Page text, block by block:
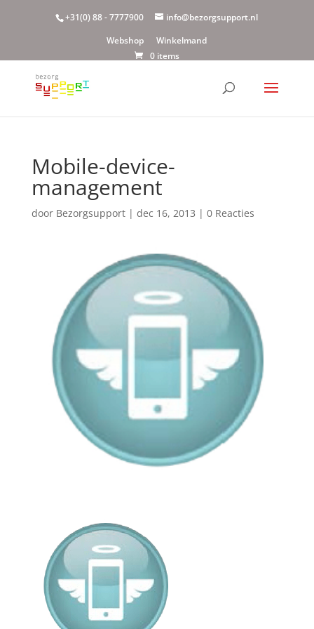
+31(0) 88 - 7777900
info@bezorgsupport.nl
Webshop
Winkelmand
0 items
Mobile-device-
management
door Bezorgsupport| dec 16, 2013 | 0 Reacties